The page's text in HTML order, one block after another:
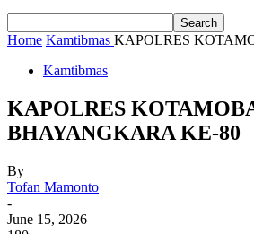
Home Kamtibmas KAPOLRES
Kamtibmas
KAPOLRES
BHAYANGKARA KE-80
By
Tofan Mamonto
-
June 15, 2026